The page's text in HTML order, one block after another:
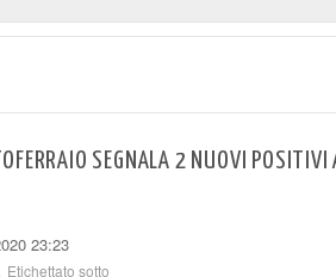
SEGNALA 2 NUOVI POSITIVI
23:23
Etichettato sotto